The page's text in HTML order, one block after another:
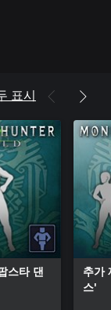
표시
스타 댄
추가
스'